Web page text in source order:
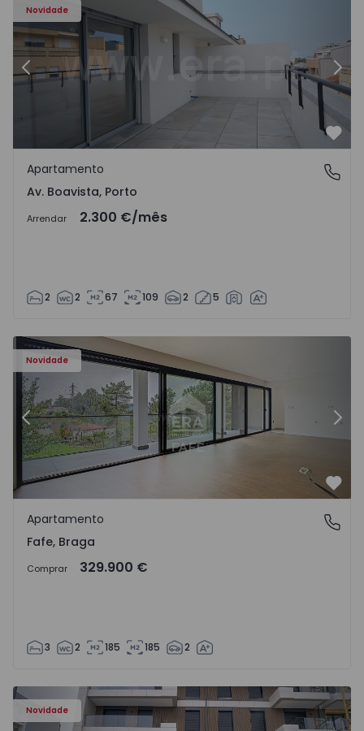
Novidade
Anterior
Av. Boavista, Porto
Apartamento
Av. Boavista, Porto
Arrendar 2.300 €/mês
2 2 67 109 2 5
Novidade
Anterior
Fafe, Braga
Apartamento
Fafe, Braga
Comprar 329.900 €
3 2 185 185 2
Novidade